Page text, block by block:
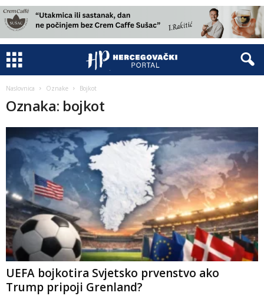
Naslovnica Oznake Bojkot
Oznaka: bojkot
UEFA bojkotira Svjetsko prvenstvo ako
Trump pripoji Grenland?